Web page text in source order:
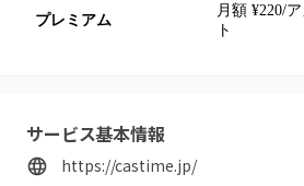
プレミアム
月額 ¥220/
ト
サービス基本情報
https://castime.jp/